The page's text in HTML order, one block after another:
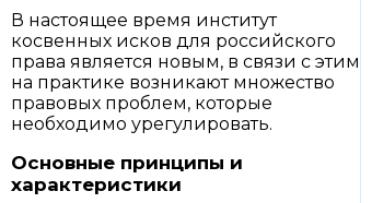
В настоящее время институт
косвенных исков для российского
права является новым, в связи с этим
на практике возникают множество
правовых проблем, которые
необходимо урегулировать.
Основные принципы и
характеристики